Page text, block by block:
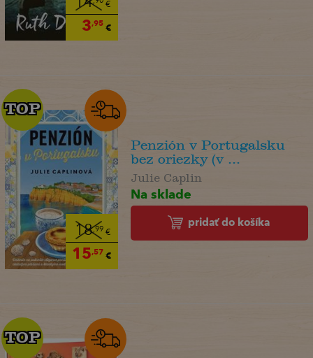
€
3,95€
18,99 €
15,57 €
TOP
TOP
Penzión v Portugalsku
bez oriezky (v ...
Julie Caplin
Na sklade
pridať do košíka
TOP
TOP